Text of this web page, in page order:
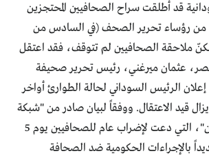
قد أطلقت سراح الصحافيين المحتجزين
من رؤساء تحرير الصحف (في السادس من
لكنّ ملاحقة الصحافيين لم تتوقف، فقد اعتقل
عثمان ميرغني، رئيس تحرير صحيفة
إعلان الرئيس السوداني لحالة الطوارئ أواخر
قيد الاعتقال. ووفقاً لبيان صادر من "شبكة
الصحافيين السودانيين"، التي دعت لإضراب عام للصحافيين يوم 5
بالإجراءات الحكومية ضد الصحافة